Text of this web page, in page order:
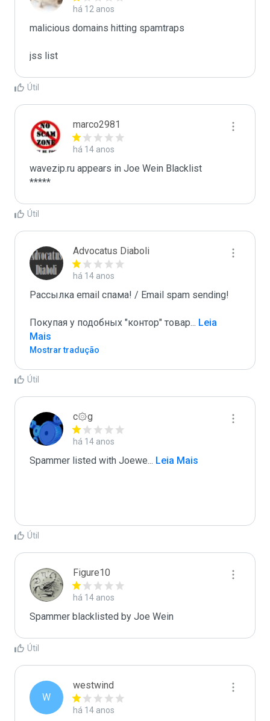
há 12 anos
malicious domains hitting spamtraps
jss list
Útil
marco2981
há 14 anos
wavezip.ru appears in Joe Wein Blacklist
*****
Útil
Advocatus Diaboli
há 14 anos
Рассылка email спама! / Email spam sending!
Покупая у подобных "контор" товар... Leia
Mais
Mostrar tradução
Útil
c۞g
há 14 anos
Spammer listed with Joewe... Leia Mais
Útil
Figure10
há 14 anos
Spammer blacklisted by Joe Wein
Útil
W
westwind
há 14 anos